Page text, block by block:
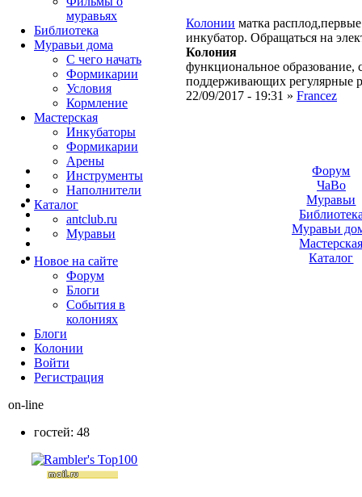
Колонии матка
инкубатор. Обращаться на
Колония
функциональное образование,
поддерживающих регулярные
22/09/2017 - 19:31 » Francez
муравьях
Библиотека
Муравьи дома
С чего начать
Формикарии
Условия
Кормление
Мастерская
Инкубаторы
Формикарии
Арены
Инструменты
Наполнители
Каталог
antclub.ru
Муравьи
Новое на сайте
Форум
Блоги
События в
колониях
Блоги
Колонии
Войти
Peгиcтpaция
on-line
гостей: 48
Форум
ЧаВо
Муравьи
Муравьи
Каталог